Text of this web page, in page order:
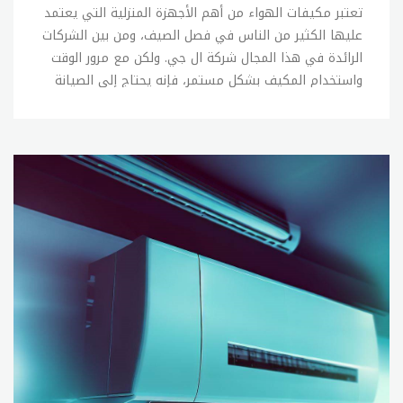
ويمكن الحصول على المساعدة والدعم الفني من فريق
الخدمة الفنية لدى وستنجهاوس.صيانة تكييفات
وستنجهاوستكييفات وستنجهاوس هي منتجات عالية
الجودة والأداء التي تعتمد عليها الكثير من الأفراد
الهامة لصيانة تكييفات وستنجهاوس: 1- تنظيف الفلاتر:
يجب تنظيف فلاتر التكييف بشكل دوري، حيث تتراكم الأتربة
والشوائب عليها وتؤثر على أداء التكييف وجودة الهواء
المنبعث منه. 2- فحص الأنابيب والضاغط: يجب فحص الأنابيب
والضاغط بشكل دوري، حيث قد يؤثر تراكم الأتربة والشوائب
تنظيف المكثف: يجب تنظيف المكثف بشكل دوري لتحسين
أداء التكييف والحد من استهلاك الطاقة. 4- فحص مستوى
الغاز المبرد: يجب فحص مستوى الغاز المبرد بشكل دوري،
حيث يؤثر نقص المبرد على أداء التكييف ويقلل من عمره
الافتراضي. 5- الحفاظ على الجزء الخارجي من التكييف: يجب
تعتبر مكيفات الهواء من أهم الأجهزة المنزلية التي يعتمد عليها الكثير من الناس في فصل الصيف، ومن بين الشركات الرائدة في هذا المجال شركة ال جي. ولكن مع مرور الوقت واستخدام المكيف بشكل مستمر، فإنه يحتاج إلى الصيانة الدورية للحفاظ على أدائه الجيد وتجنب الأعطال المفاجئة. في هذا المقال، سنتحدث عن بعض الخطوات الهامة لصيانة مكيفات ال جي: 1- تنظيف الفلتر: يعتبر تنظيف فلتر المكيف من أهم الخطوات اللازمة للحفاظ على أداء المكيف. يجب تنظيف الفلتر بشكل دوري عند الحاجة، وذلك لإزالة الأوساخ والغبار الذي يتراكم عليه ويؤثر على جودة الهواء المنبعث من المكيف. 2- فحص الأسلاك والمكونات الكهربائية: يجب فحص الأسلاك والمكونات الكهربائية بشكل دوري للتأكد من سلامتها وعدم وجود أي تلف أو تلف في العوازل. كما يجب التأكد من سلامة التوصيلات الكهربائية وعدم وجود أي تسربات في الكهرباء. 3- فحص وتنظيف المروحة: يعتبر فحص وتنظيف المروحة من الخطوات الهامة لصيانة المكيف. يجب فحص المروحة بشكل دوري للتأكد من سلامتها وعدم وجود أي تلف، كما يجب تنظيف المروحة بشكل دوري لإزالة الأتربة والأوساخ التي تتراكم عليها. 4- فحص وتنظيف المبخر: يجب فحص وتنظيف المبخر بشكل دوري للتأكد من سلامته وعدم وجود أي انسدادات أو تراكمات للأوساخ أو العفن. يمكن استخدام مواد تنظيف مخصصة لتنظيف المبخر. 5- فحص وتنظيف الضاغط: يجب فحص وتنظيف الضاغط بشكل دوري للتأكد من سلامته وعدم وجود أي تلف، كما يجب تنظيف الضاغط بشكل دوري لإزالة الأتربة والأوساخ التي تتراكم عليه. 6- فحص وتنظيف الماسورة: يجب فحص وتنظيف الماسورة بشكل دوري للتأكد من سلامتها وعدم وجود أي انسدادات أو تراكمات للأوساخ أو العفن. يجب القيام بصيانة المكيف بشكل دوري وعند الحاجة، ويفضل القيام بالصيانة الدورية مرة واحدة في العام على الأقل. ويمكن الاستعانة بفنيي صيانة مختصين للقيام بالصيانة بشكل جيد وفعال، وضمان أداء المكيف بشكل مثالي خلال فصل الصيف.قطع غيار مكيفات ال جيتعتبر قطع غيار مكيفات ال جي من العوامل المهمة التي يجب الاهتمام بها لضمان أداء المكيف بشكل جيد ولفترة أطول. ولحسن الحظ، توفر شركة ال جي قطع الغيار الأصلية لمكيفاتها في كثير من الأحيان، مما يجعل من السهل الحصول على القطع الغيار اللازمة عند الحاجة. ومن بين القطع الغيار الأكثر استخداماً في مكيفات ال جي: 1- فلتر الهواء: يعتبر فلتر الهواء من الأجزاء الرئيسية في مكيف الهواء، ويقوم بتصفية الهواء المار عبر المكيف وإزالة الأوساخ والغبار والجراثيم والروائح غير المرغوب فيها. يجب استبدال فلتر الهواء بشكل دوري للحفاظ على جودة الهواء المنبعث من المكيف. 2- المروحة: تعتبر المروحة من الأجزاء الرئيسية في مكيف الهواء، وهي تقوم بتحريك الهواء وتوزيعه داخل الغرفة. يجب التأكد من سلامة المروحة وعدم وجود أي تلف، وفي حالة وجود أي تلف يجب استبدال المروحة. 3- المبخر: يقوم المبخر بتبريد الهواء المار من خلال المكيف، ويجب التأكد من سلامة المبخر وعدم وجود أي انسدادات أو تراكمات للأوساخ أو العفن. في حالة وجود أي تلف في المبخر يجب استبداله. 4- الضاغط: يعتبر الضاغط من الأجزاء الرئيسية في مكيف الهواء، وهو المسؤول عن ضخ الغازات وتبريدها وتحويلها إلى سائل. يجب التأكد من سلامة الضاغط وعدم وجود أي تلف، وفي حالة وجود أي تلف يجب استبدال الضاغط. 5- غاز التبريد: يجب التأكد من وجود كمية كافية من غاز التبريد في المكيف، وفي حالة نقصان الغاز يجب إعادة شحن المكيف بكمية كافية من الغاز. يجب الاهتمام بصيانة المكيف بشكل دوري وعند الحاجة، واستخدام قطع الغيار الأصلية لضمان أداء المكيف بشكل جيد ولفترة أطول. كما يفضل التعاقد مع فنيي صيانة مختصين للقيام بالصيانة واستبدال القطع الغيار اللازمة.خدمة عملاء lg تكييفاتتعتبر خدمة عملاء LG لتكييفات الهواء من الخدمات الرائعة التي يقدمها مصنع LG لعملائها. تهدف خدمة العملاء إلى توفير الدعم اللازم للعملاء في حالة وجود أي مشاكل أو استفسارات، وذلك لضمان رضا العملاء والحفاظ على سمعة المصنع. وتتوفر خدمة العملاء لتكييفات LG عبر الهاتف والبريد الإلكتروني والدردشة الحية، وتشمل الخدمات التالية: 1- دعم فني: توفر خدمة العملاء فريقًا من المتخصصين في الصيانة والإصلاح للرد على استفسارات العملاء وتقديم الدعم الفني اللازم، وذلك لمساعدة العملاء في حل المشاكل التي يواجهونها. 2- طلب قطع الغيار: تتيح خدمة العملاء للعملاء طلب قطع الغيار الأصلية للتكييفات LG، وذلك لإجراء الصيانة اللازمة أو استبدال الأجزاء التالفة في التكييف. 3- الإبلاغ عن المشاكل: يمكن للعملاء التواصل مع خدمة العملاء لإبلاغها عن أي مشاكل يواجهونها في التكييف، وذلك لتقديم الدعم اللازم لحل المشكلة. 4- الإرشادات الفنية: تقدم خدمة العملاء إرشادات فنية للعملاء حول كيفية استخدام وصيانة التكييف بشكل صحيح، وذلك للحفاظ على أداء التكييف بشكل جيد ولفترة أطول. 5- التواصل مع مراكز الصيانة: تتيح خدمة العملاء التواصل مع مراكز الصيانة المعتمدة لتكييفات LG، وذلك لتحديد مواعيد الصيانة أو إجراء أي عمليات إصلاح أو استبدال للأجزاء التالفة. يمكن الوصول إلى خدمة العملاء لتكييفات LG عبر الهاتف أو البريد الإلكتروني أو الدردشة الحية، ويتوفر فريق الدعم على مدار الساعة لتلبية احتياجات العملاء. ويمكن أن تساعد خدمة العملاء لتكييفات LG في حل أي مشاكل تواجه العملاء وتوفير الدعم اللازم لهم للحفاظ على أداء التكييف بشكل جيد ولفترة أطول.صيانة مكيفات lgتعتبر صيانة مكيفات LG من الأمور الهامة التي يجب الاهتمام بها للحفاظ على أداء المكيف بشكل جيد ولفترة أطول. ويمكن الاعتماد على الخبراء في الصيانة للقيام بالأعمال اللازمة، أو يمكن القيام ببعض الخطوات الأساسية للصيانة بشكل دوري. وتتضمن خطوات صيانة مكيفات LG الآتي: 1- تنظيف فلتر الهواء: يعتبر فلتر الهواء من الأجزاء الرئيسية في المكيف، ويقوم بتصفية الهواء المار عبر المكيف وإزالة الأوساخ والغبار والجراثيم والروائح غير المرغوب فيها. يجب تنظيف فلتر الهواء بشكل دوري للحفاظ على جودة الهواء المنبعث من المكيف. 2- تنظيف المبخر: يقوم المبخر بتبريد الهواء المار من خلال المكيف، ويجب التأكد من سلامة المبخر وعدم وجود أي انسدادات أو تراكمات للأوساخ أو العفن. يمكن استخدام الماء والصابون الناعم لتنظيف المبخر بشكل دوري. 3- تنظيف المروحة: تعمل المروحة على توزيع الهواء داخل الغرفة، ويجب التأكد من سلامة المروحة وعدم وجود أي تلف. يمكن استخدام فرشاة صغيرة لإزالة الأوساخ والغبار عن المروحة. 4- تنظيف الضاغط: يعمل الضاغط على زيادة ضغط الغاز داخل المكيف، ويجب التأكد من سلامته وعدم وجود أي تلف. يمكن استخدام الماء والصابون الناعم لتنظيف الضاغط بشكل دوري. 5- فحص وتنظيف الأنابيب: يتم توصيل المكيف بالأنابيب لنقل الغازات والسوائل داخل المكيف، ويجب فحص وتنظيف الأنابيب بشكل دوري للتأكد من سلامتها وعدم وجود أي تسريبات أو انسدادات. يمكن الاعتماد على فريق الخبراء في الصيانة للقيام بالأعمال اللازمة لصيانة مكيفات LG، أو يمكن القيام ببعض الخطوات الأساسية للصيانة بشكل دوري. ويجب الاهتمام بصيانة المكيفات بشكل دوري للحفاظ على أدائها بشكل جيد ولفترة أطول.رقم صيانة مكيفات ال جيتوفر شركة LG رقم صيانة خاص لصيانة مكيفاتها، ويمكن الاتصال بهذا الرقم للحصول على الدعم اللازم في حالة وجود أي مشاكل في المكيفات أو للحجز لعملية الصيانة الدورية. يمكن الوصول إلى رقم صيانة مكيفات LG من خلال موقع الشركة أو من خلال كتيب التعليمات المرفق مع المكيف. وتشمل خدمة الصيانة الخاصة بشركة LG فريقًا من المتخصصين في الصيانة والإصلاح للرد على استفسارات العملاء وتقديم الدعم الفني اللازم، وذلك لمساعدة العملاء في حل المشاكل التي يواجهونها. يمكن للعملاء التواصل مع رقم صيانة مكيفات LG لإجراء الصيانة الدورية للمكيفات أو لإجراء أي عمليات إصلاح أو استبدال للأجزاء التالفة في التكييف. ويتميز فريق الصيانة بالكفاءة والاحترافية في العمل، ويستخدمون أحدث الأدوات والتقنيات لتوفير أعلى مستوى من الخدمة للعملاء. ويمكن للعملاء الاعتماد على رقم صيانة مكيفات LG للحصول على الدعم الفني اللازم والاستفسار عن أي مشاكل يواجهونها في المكيفات. ويتوفر فريق الدعم على مدار الساعة لتلبية احتياجات العملاء وتقديم الدعم الفني اللازم في أي وقت.صيانة ال جي مكيفاتتعتبر مكيفات LG من أشهر المكيفات المتوفرة في الأسواق، وتتميز بجودة عالية وأداء ممتاز. وللحفاظ على هذا الأداء العالي، يجب الاهتمام بصيانة المكيفات بشكل دوري. تشمل خطوات صيانة مكيفات LG الآتي: 1- تنظيف فلتر الهواء: يعتبر فلتر الهواء من الأجزاء الرئيسية في المكيف، ويقوم بتصفية الهواء المار عبر المكيف وإزالة الأوساخ والغبار والجراثيم والروائح غير المرغوب فيها. يجب تنظيف فلتر الهواء بشكل دوري للحفاظ على جودة الهواء المنبعث من المكيف. 2- تنظيف المبخر: يقوم المبخر بتبريد الهواء المار من خلال المكيف، ويجب التأكد من سلامة المبخر وعدم وجود أي انسدادات أو تراكمات للأوساخ أو العفن. يمكن استخدام الماء والصابون الناعم لتنظيف المبخر بشكل دوري. 3- تنظيف المروحة: تعمل المروحة على توزيع الهواء داخل الغرفة، ويجب التأكد من سلامة المروحة وعدم وجود أي تلف. يمكن استخدام فرشاة صغيرة لإزالة الأوساخ والغبار عن المروحة. 4- تنظيف الضاغط: يعمل الضاغط على زيادة ضغط الغاز داخل المكيف، ويجب التأكد من سلامته وعدم وجود أي تلف. يمكن استخدام الماء والصابون الناعم لتنظيف الضاغط بشكل دوري. 5- فحص وتنظيف الأنابيب: يتم توصيل المكيف بالأنابيب لنقل الغازات والسوائل داخل المكيف، ويجب فحص وتنظيف الأنابيب بشكل دوري للتأكد من سلامتها وعدم وجود أي تسريبات أو انسدادات. يمكن الاعتماد على فريق الخبراء في الصيانة للقيام بالأعمال اللازمة لصيانة مكيفات LG، أو يمكن القيام ببعض الخطوات الأساسية للصيانة بشكل دوري. ويجب الاهتمام بصيانة المكيفات بشكل دوري للحفاظ على أدائها العالي وضمان عمر أطول للمكيف.وكيل مكيفات ال جيتتعاون شركة LG مع العديد من الوكلاء والموزعين لتوفير خدمات الصيانة والدعم الفني لمنتجاتها، بما في ذلك مكيفات الهواء. وتحرص LG على اختيار وكلاء موثوقين يتمتعون بالكفاءة والاحترافية في العمل. تعتبر شركة LG من الشركات العالمية الرائدة في صناعة المكيفات، وتوفر مجموعة واسعة من المنتجات بما في ذلك المكيفات الجدارية والمركزية والمحمولة. وتحرص LG على توفير خدمات الصيانة والدعم الفني لعملائها من خلال شبكة واسعة من الوكلاء والموزعين في مختلف أنحاء العالم. تتضمن خدمات الوكلاء المعتمدين لشركة LG لمكيفات الهواء ما يلي: 1- الصيانة الدورية: يقوم الوكيل بتقديم خدمات الصيانة الدورية للمكيفات الجدارية والمركزية والمحمولة، وذلك للحفاظ على أداء المكيفات على أفضل وجه وضمان عمر أطول للمكيف. 2- الإصلاح والتبديل: يوفر الوكيل خدمات الإصلاح والتبديل للمكونات الضرورية في المكيفات، مثل الضواغط والمروحة والمكثفات والمبخرات وغيرها، ويتم ذلك باستخدام قطع غيار أصلية من الشركة المصنعة. 3- خدمات ما بعد البيع: يقدم الوكيل خدمات ما بعد البيع للعملاء، مثل الدعم الفني والاستشارات والإرشادات اللازمة لتشغيل وصيانة المكيفات بشكل صحيح. يجب البحث عن وكيل موثوق لصيانة مكيفات LG، ويمكن العثور على قائمة بالوكلاء المعتمدين من خلال موقع الشركة أو من خلال الاتصال بخدمة العملاء. وينصح بالتحقق من مصداقية الوكيل وخبرته في العمل قبل اختياره لصيانة المكيفات الخاصة بك.الخط الساخن lg تكييفاتتوفر شركة LG خدمة الخط الساخن لتوفير الدعم الفني والمساعدة اللازمة لعملائها في حالة وجود مشكلات في تشغيل أو صيانة مكيفات الهواء الخاصة بهم. ويعد الخط الساخن لشركة LG تكييفات وسيلة سهلة ومريحة للاتصال بممثلي الشركة للحصول على الدعم المناسب. يتضمن الخط الساخن لشركة LG تكييفات العديد من الخدمات، منها: 1- توفير المعلومات الفنية: يمكن للعملاء الاتصال بالخط الساخن للحصول على المعلومات الفنية المطلوبة لتشغ